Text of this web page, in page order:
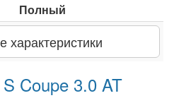
Полный
характеристики
Coupe 3.0 AT